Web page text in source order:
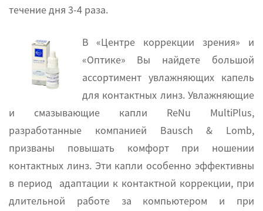
течение дня 3-4 раза.
В «Центре коррекции зрения» и
«Оптике» Вы найдете большой
ассортимент увлажняющих капель
для контактных линз. Увлажняющие
и смазывающие капли ReNu MultiPlus,
разработанные компанией Bausch & Lomb,
призваны повышать комфорт при ношении
контактных линз. Эти капли особенно эффективны
в период адаптации к контактной коррекции, при
длительной работе за компьютером и при